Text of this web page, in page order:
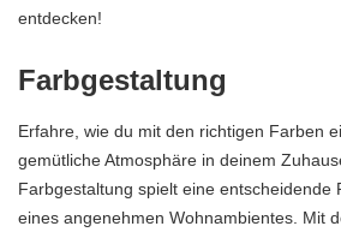
entdecken!
Farbgestaltung
Erfahre, wie du mit den richtigen Farben
gemütliche Atmosphäre in deinem
Farbgestaltung spielt eine entscheidende
eines angenehmen Wohnambientes. Mit